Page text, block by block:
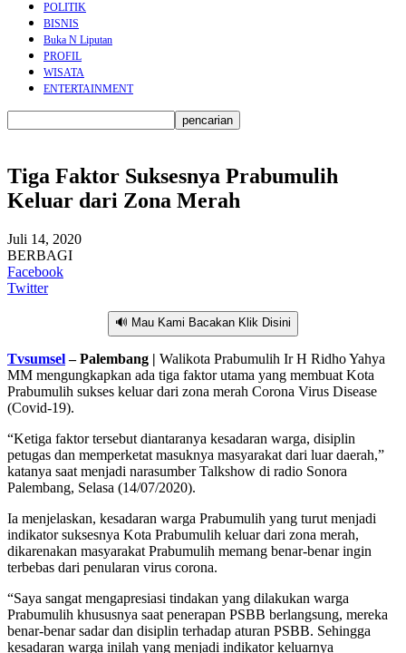
POLITIK
BISNIS
Buka N Liputan
PROFIL
WISATA
ENTERTAINMENT
Tiga Faktor Suksesnya Prabumulih
Keluar dari Zona Merah
Juli 14, 2020
BERBAGI
Facebook
Twitter
🔊 Mau Kami Bacakan Klik Disini
Tvsumsel– Palembang | Walikota Prabumulih Ir H Ridho Yahya
MM mengungkapkan ada tiga faktor utama yang membuat Kota
Prabumulih sukses keluar dari zona merah Corona Virus Disease
(Covid-19).
“Ketiga faktor tersebut diantaranya kesadaran warga, disiplin
petugas dan memperketat masuknya masyarakat dari luar daerah,”
katanya saat menjadi narasumber Talkshow di radio Sonora
Palembang, Selasa (14/07/2020).
Ia menjelaskan, kesadaran warga Prabumulih yang turut menjadi
indikator suksesnya Kota Prabumulih keluar dari zona merah,
dikarenakan masyarakat Prabumulih memang benar-benar ingin
terbebas dari penularan virus corona.
“Saya sangat mengapresiasi tindakan yang dilakukan warga
Prabumulih khususnya saat penerapan PSBB berlangsung, mereka
benar-benar sadar dan disiplin terhadap aturan PSBB. Sehingga
kesadaran warga inilah yang menjadi indikator keluarnya